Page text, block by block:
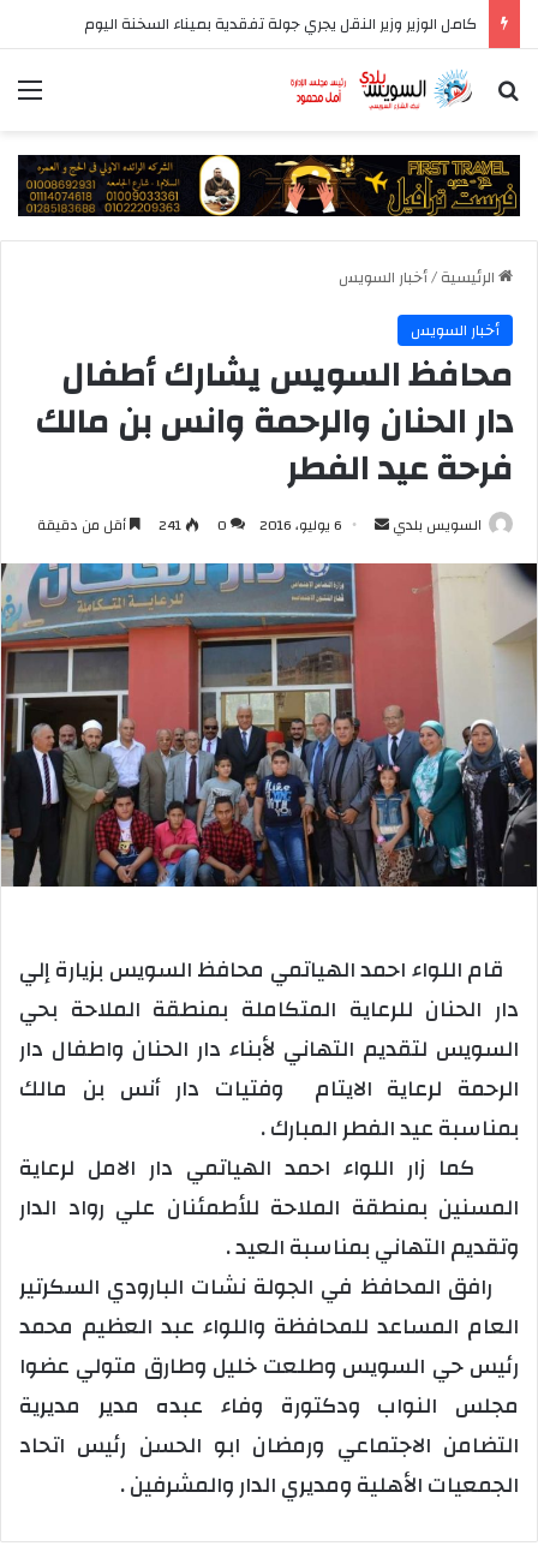
كامل الوزير وزير النقل يجري جولة تفقدية بميناء السخنة اليوم
بحث عن
الرئيسية/أخبار السويس
أخبار السويس
محافظ السويس يشارك أطفال
دار الحنان والرحمة وانس بن مالك
فرحة عيد الفطر
السويس بلدي
أرسل
إلكترونيا
6 يوليو، 2016 0
241 أقل من دقيقة
قام اللواء احمد الهياتمي محافظ السويس بزيارة إلي
دار الحنان للرعاية المتكاملة بمنطقة الملاحة بحي
السويس لتقديم التهاني لأبناء دار الحنان واطفال دار
الرحمة لرعاية الايتام وفتيات دار أنس بن مالك
بمناسبة عيد الفطر المبارك .
كما زار اللواء احمد الهياتمي دار الامل لرعاية
المسنين بمنطقة الملاحة للأطمئنان علي رواد الدار
وتقديم التهاني بمناسبة العيد .
رافق المحافظ في الجولة نشات البارودي السكرتير
العام المساعد للمحافظة واللواء عبد العظيم محمد
رئيس حي السويس وطلعت خليل وطارق متولي عضوا
مجلس النواب ودكتورة وفاء عبده مدير مديرية
التضامن الاجتماعي ورمضان ابو الحسن رئيس اتحاد
الجمعيات الأهلية ومديري الدار والمشرفين .